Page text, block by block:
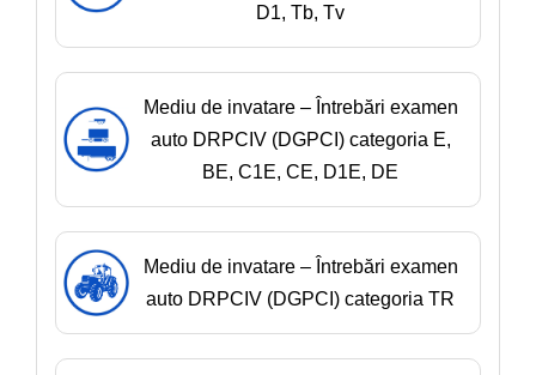
D1, Tb, Tv
Mediu de invatare – Întrebări examen
auto DRPCIV (DGPCI) categoria E,
BE, C1E, CE, D1E, DE
Mediu de invatare – Întrebări examen
auto DRPCIV (DGPCI) categoria TR